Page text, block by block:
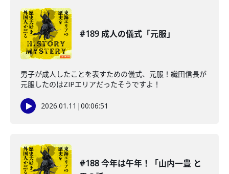
#189 成人の儀式「元服」
男子が成人したことを表すための儀式、元服！織田信長が
元服したのはZIPエリアだったそうですよ！
2026.01.11 |00:06:51
#188 今年は午年！「山内一豊 と